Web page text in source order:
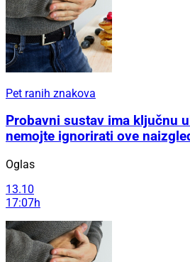
Pet ranih znakova
Probavni sustav ima ključnu
nemojte ignorirati ove
Oglas
13.10
17:07h